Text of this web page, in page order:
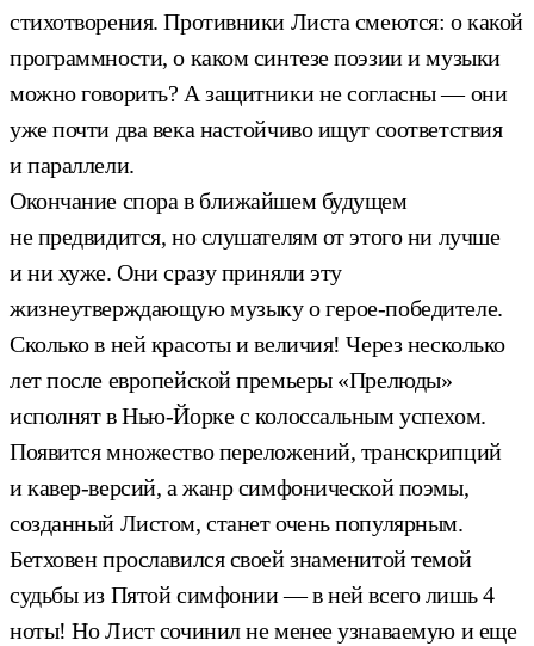
стихотворения. Противники Листа смеются: о какой
программности, о каком синтезе поэзии и музыки
можно говорить? А защитники не согласны — они
уже почти два века настойчиво ищут соответствия
и параллели.
Окончание спора в ближайшем будущем
не предвидится, но слушателям от этого ни лучше
и ни хуже. Они сразу приняли эту
жизнеутверждающую музыку о герое-победителе.
Сколько в ней красоты и величия! Через несколько
лет после европейской премьеры «Прелюды»
исполнят в Нью-Йорке с колоссальным успехом.
Появится множество переложений, транскрипций
и кавер-версий, а жанр симфонической поэмы,
созданный Листом, станет очень популярным.
Бетховен прославился своей знаменитой темой
судьбы из Пятой симфонии — в ней всего лишь 4
ноты! Но Лист сочинил не менее узнаваемую и еще